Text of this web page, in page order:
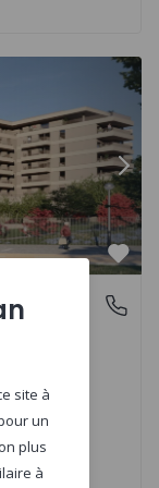
site à
un
plus
à